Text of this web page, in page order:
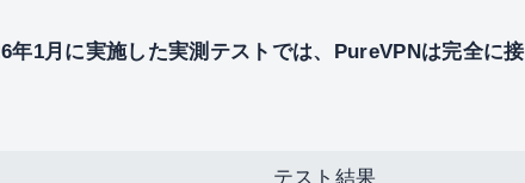
1月に実施した実測テストでは、PureVPNは完全に接
テスト結果